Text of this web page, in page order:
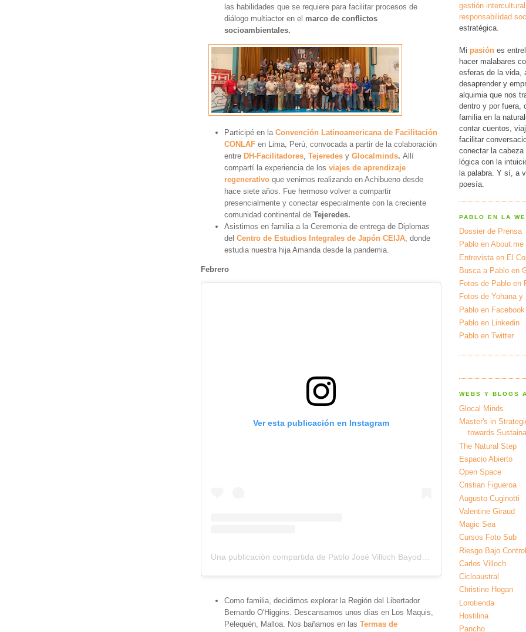
las habilidades que se requiere para facilitar procesos de
diálogo multiactor en el marco de conflictos
socioambientales.
Participé en la Convención Latinoamericana de Facilitación
CONLAF en Lima, Perú, convocada a partir de la colaboración
entre DH-Facilitadores Tejeredes y Glocalminds. Allí
compartí la experiencia de los viajes de aprendizaje
regenerativo que venimos realizando en Achibueno desde
hace siete años. Fue hermoso volver a compartir
presencialmente y conectar especialmente con la creciente
comunidad continental de Tejeredes.
Asistimos en familia a la Ceremonia de entrega de Diplomas
del Centro de Estudios Integrales de Japón CEIJA , donde
estudia nuestra hija Amanda desde la pandemia.
Febrero
Ver esta publicación en Instagram
Como familia, decidimos explorar la Región del Libertador
Bernardo O'Higgins. Descansamos unos días en Los Maquis,
Pelequén, Malloa. Nos bañamos en las Termas de
gestión intercultural
responsabilidad
estratégica.
Mi pasión es
hacer malabares
esferas de la vida,
desaprender y
alquimia que nos
dentro y por fuera,
familia en la
contar cuentos,
facilitar
conectar la
lógica con la
la palabra. Y sí, a
poesía.
PABLO EN LA
Dossier de Prensa
Pablo en About.me
Entrevista en El
Busca a Pablo en
Fotos de Pablo en
Fotos de Yohana y
Pablo en Facebook
Pablo en Linkedin
Pablo en Twitter
WEBS Y BLOGS
Glocal Minds
Master's in
towards
The Natural Step
Espacio Abierto
Open Space
Cristian Figueroa
Augusto Cuginotti
Valentine Giraud
Magic Sea
Cursos Foto Sub
Riesgo Bajo Control
Carlos Villoch
Cicloaustral
Christine Hogan
Lorotienda
Hostilina
Pancho